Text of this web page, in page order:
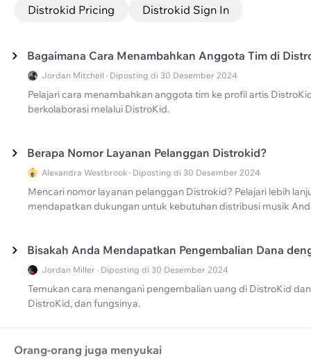
Distrokid Pricing
Distrokid Sign In
Bagaimana Cara Menambahkan Anggota Tim di
Jordan Mitchell · Diposting di 30 Desember 2024
Pelajari cara menambahkan anggota tim ke profil artis
berkolaborasi melalui DistroKid.
Berapa Nomor Layanan Pelanggan Distrokid?
Alexandra Westbrook · Diposting di 30 Desember 2024
Mencari nomor layanan pelanggan Distrokid? Pelajari lebih
mendapatkan dukungan untuk kebutuhan distribusi musik
Bisakah Anda Mendapatkan Pengembalian Dana
Jordan Miller · Diposting di 30 Desember 2024
Temukan cara menangani pengembalian uang di DistroKid
DistroKid, dan fungsinya.
Orang-orang juga menyukai